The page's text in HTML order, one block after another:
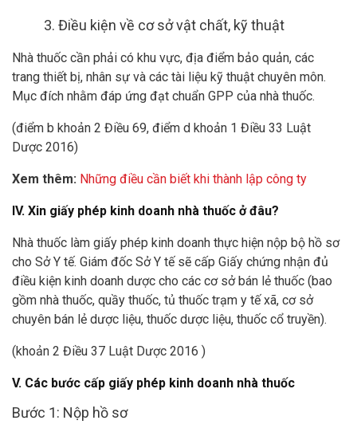
3. Điều kiện về cơ sở vật chất, kỹ thuật
Nhà thuốc cần phải có khu vực, địa điểm bảo quản, các
trang thiết bị, nhân sự và các tài liệu kỹ thuật chuyên môn.
Mục đích nhằm đáp ứng đạt chuẩn GPP của nhà thuốc.
(điểm b khoản 2 Điều 69, điểm d khoản 1 Điều 33 Luật
Dược 2016)
Xem thêm: Những điều cần biết khi thành lập công ty
IV. Xin giấy phép kinh doanh nhà thuốc ở đâu?
Nhà thuốc làm giấy phép kinh doanh thực hiện nộp bộ hồ sơ
cho Sở Y tế. Giám đốc Sở Y tế sẽ cấp Giấy chứng nhận đủ
điều kiện kinh doanh dược cho các cơ sở bán lẻ thuốc (bao
gồm nhà thuốc, quầy thuốc, tủ thuốc trạm y tế xã, cơ sở
chuyên bán lẻ dược liệu, thuốc dược liệu, thuốc cổ truyền).
(khoản 2 Điều 37 Luật Dược 2016 )
V. Các bước cấp giấy phép kinh doanh nhà thuốc
Bước 1: Nộp hồ sơ